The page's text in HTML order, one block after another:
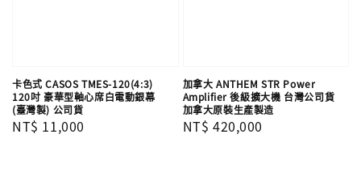
卡色式 CASOS TMES-120(4:3)
120吋 豪華型軸心席白電動銀幕
(臺灣製) 公司貨
Regular
NT$ 11,000
加拿大 ANTHEM STR Power
Amplifier 後級擴大機 台灣公司貨
加拿大原裝生產製造
Regular
NT$ 420,000